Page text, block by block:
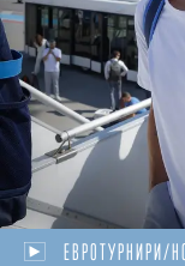
ЕВРОТУРНИРИ/